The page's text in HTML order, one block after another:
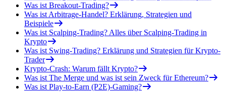
Was ist Breakout-Trading?
Was ist Arbitrage-Handel? Erklärung, Strategien und
Beispiele
Was ist Scalping-Trading? Alles über Scalping-Trading in
Krypto
Was ist Swing-Trading? Erklärung und Strategien für Krypto-
Trader
Krypto-Crash: Warum fällt Krypto?
Was ist The Merge und was ist sein Zweck für Ethereum?
Was ist Play-to-Earn (P2E)-Gaming?